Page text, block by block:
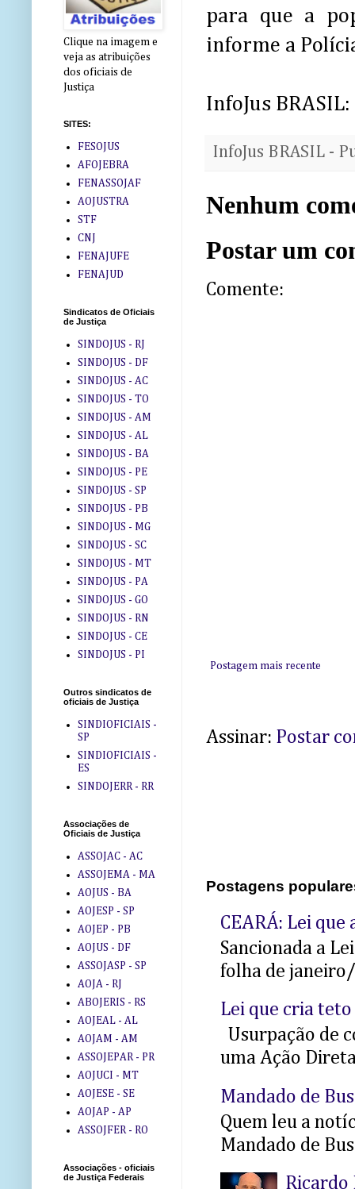
para que a
informe a
InfoJus BRASIL:
InfoJus BRASIL -
Nenhum
Postar um
Comente:
Postagem mais recente
Assinar: Postar
Postagens
CEARÁ: Lei
Sancionada a
folha de
Lei que cria
Usurpação de
uma Ação
Mandado de
Quem leu a
Mandado de
Ricardo
Clique na imagem e
veja as atribuições
dos oficiais de
Justiça
SITES:
FESOJUS
AFOJEBRA
FENASSOJAF
AOJUSTRA
STF
CNJ
FENAJUFE
FENAJUD
Sindicatos de Oficiais
de Justiça
SINDOJUS - RJ
SINDOJUS - DF
SINDOJUS - AC
SINDOJUS - TO
SINDOJUS - AM
SINDOJUS - AL
SINDOJUS - BA
SINDOJUS - PE
SINDOJUS - SP
SINDOJUS - PB
SINDOJUS - MG
SINDOJUS - SC
SINDOJUS - MT
SINDOJUS - PA
SINDOJUS - GO
SINDOJUS - RN
SINDOJUS - CE
SINDOJUS - PI
Outros sindicatos de
oficiais de Justiça
SINDIOFICIAIS -
SP
SINDIOFICIAIS -
ES
SINDOJERR - RR
Associações de
Oficiais de Justiça
ASSOJAC - AC
ASSOJEMA - MA
AOJUS - BA
AOJESP - SP
AOJEP - PB
AOJUS - DF
ASSOJASP - SP
AOJA - RJ
ABOJERIS - RS
AOJEAL - AL
AOJAM - AM
ASSOJEPAR - PR
AOJUCI - MT
AOJESE - SE
AOJAP - AP
ASSOJFER - RO
Associações - oficiais
de Justiça Federais